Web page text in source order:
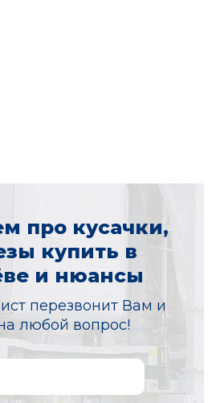
про кусачки,
купить в
и нюансы
перезвонит Вам и
любой вопрос!